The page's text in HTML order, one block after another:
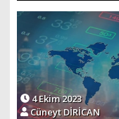
4 Ekim 2023
Cüneyt DİRİCAN